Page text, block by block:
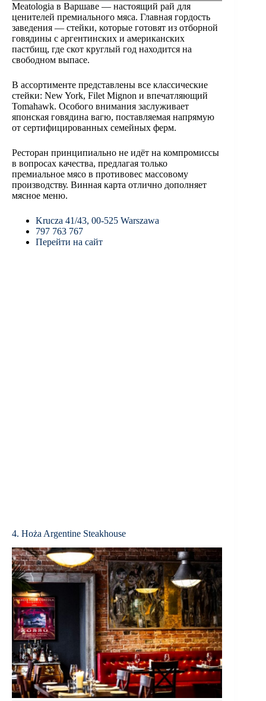
Meatologia в Варшаве — настоящий рай для
ценителей премиального мяса. Главная гордость
заведения — стейки, которые готовят из отборной
говядины с аргентинских и американских
пастбищ, где скот круглый год находится на
свободном выпасе.
В ассортименте представлены все классические
стейки: New York, Filet Mignon и впечатляющий
Tomahawk. Особого внимания заслуживает
японская говядина вагю, поставляемая напрямую
от сертифицированных семейных ферм.
Ресторан принципиально не идёт на компромиссы
в вопросах качества, предлагая только
премиальное мясо в противовес массовому
производству. Винная карта отлично дополняет
мясное меню.
Krucza 41/43, 00-525 Warszawa
797 763 767
Перейти на сайт
4. Hoża Argentine Steakhouse